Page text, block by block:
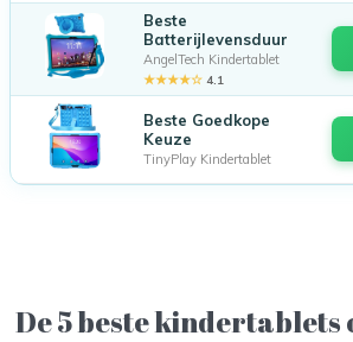
Beste
Batterijlevensduur
AngelTech Kindertablet
★★★★☆ 4.1
Beste Goedkope
Keuze
TinyPlay Kindertablet
De 5 beste